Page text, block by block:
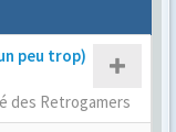
peu trop)
des Retrogamers